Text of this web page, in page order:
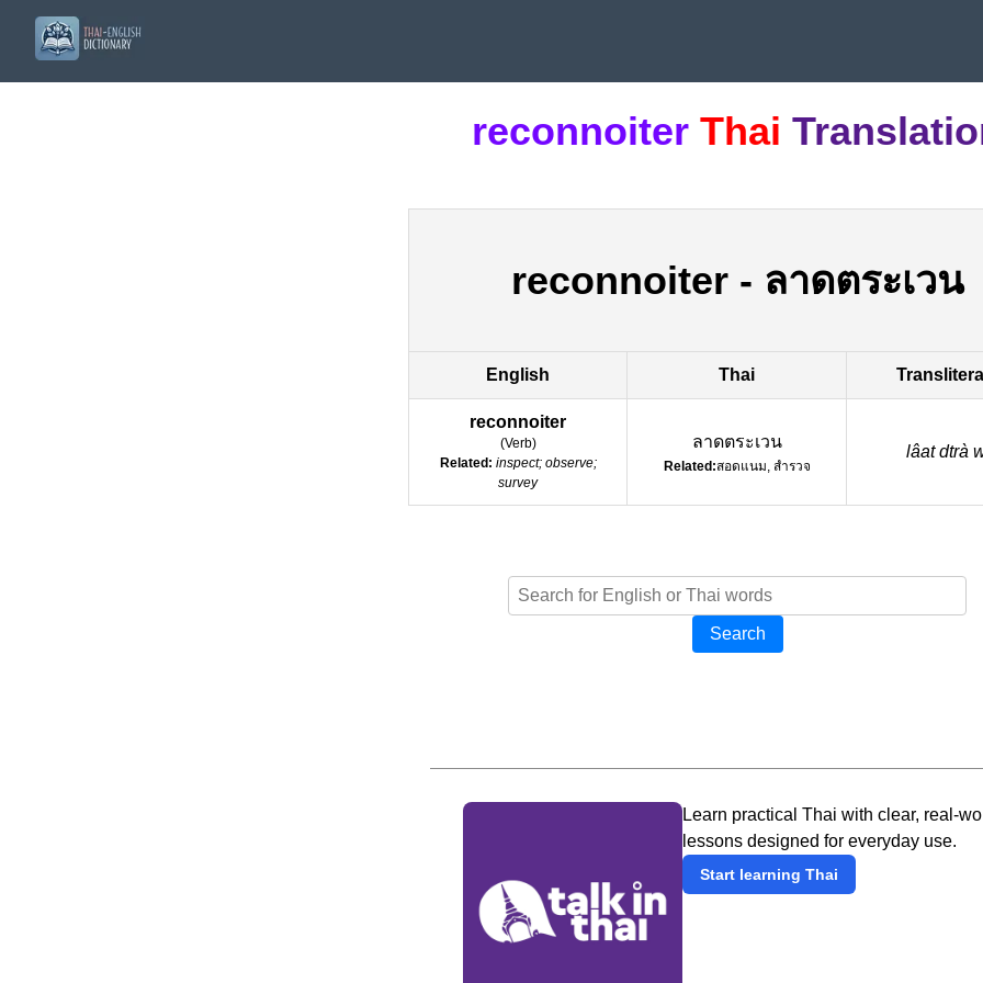
reconnoiter Thai
reconnoiter- ลาดตระเวน
English Thai
reconnoiter
(Verb)
Related: inspect; observe;
survey
ลาดตระเวน
Related:สอดแนม, สำรวจ
lâat dtrà
Search
Learn practical Thai with clear, real-
lessons designed for everyday use.
Start learning Thai